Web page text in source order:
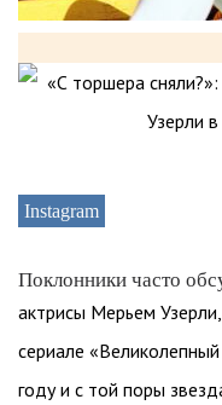
Instagram
Поклонники часто
актрисы Мерьем
сериале
году и с той поры